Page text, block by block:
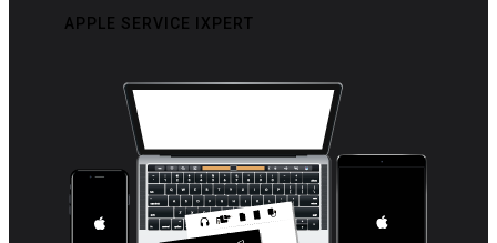
APPLE SERVICE IXPERT